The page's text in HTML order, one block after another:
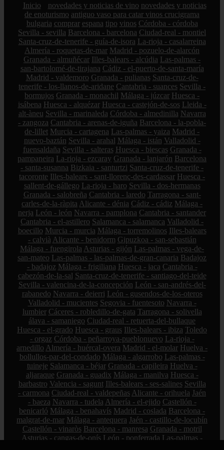
Inicio novedades y noticias de vino novedades y noticias
de enoturismo antiguo vaso para catar vinos crucigrama
bulgaria comprar espana tipo vinos Córdoba - córdoba
Sevilla - sevilla Barcelona - barcelona Ciudad-real - montiel
Santa-cruz-de-tenerife - guía-de-isora La-rioja - casalarreina
Almería - roquetas-de-mar Madrid - pozuelo-de-alarcón
Granada - almuñécar Illes-balears - alcúdia Las-palmas -
san-bartolomé-de-tirajana Cádiz - el-puerto-de-santa-maría
Madrid - valdemoro Granada - pulianas Santa-cruz-de-
tenerife - los-llanos-de-aridane Cantabria - suances Sevilla -
bormujos Granada - monachil Málaga - júzcar Huesca -
isábena Huesca - alquézar Huesca - castejón-de-sos Lleida -
alt-àneu Sevilla - marinaleda Córdoba - almedinilla Navarra
- zangoza Cantabria - arenas-de-iguña Barcelona - la-pobla-
de-lillet Murcia - cartagena Las-palmas - yaiza Madrid -
nuevo-baztán Sevilla - arahal Málaga - istán Valladolid -
fuensaldaña Sevilla - salteras Huesca - biescas Granada -
pampaneira La-rioja - ezcaray Granada - lanjarón Barcelona
- santa-susanna Bizkaia - santurtzi Santa-cruz-de-tenerife -
tacoronte Illes-balears - sant-llorenç-des-cardassar Huesca -
sallent-de-gállego La-rioja - haro Sevilla - dos-hermanas
Granada - salobreña Cantabria - laredo Tarragona - sant-
carles-de-la-ràpita Alicante - dénia Cádiz - cádiz Málaga -
nerja León - león Navarra - pamplona Cantabria - santander
Cantabria - el-astillero Salamanca - salamanca Valladolid -
boecillo Murcia - murcia Málaga - torremolinos Illes-balears
- calvià Alicante - benidorm Gipuzkoa - san-sebastián
Málaga - fuengirola Asturias - gijón Las-palmas - vega-de-
san-mateo Las-palmas - las-palmas-de-gran-canaria Badajoz
- badajoz Málaga - frigiliana Huesca - jaca Cantabria -
cabezón-de-la-sal Santa-cruz-de-tenerife - santiago-del-teide
Sevilla - valencina-de-la-concepción León - san-andrés-del-
rabanedo Navarra - deierri León - gusendos-de-los-oteros
Valladolid - mucientes Segovia - fuentesoto Navarra -
lumbier Cáceres - robledillo-de-gata Tarragona - solivella
álava - samaniego Ciudad-real - retuerta-del-bullaque
Huesca - el-grado Huesca - graus Illes-balears - ibiza Toledo
- orgaz Córdoba - peñarroya-pueblonuevo La-rioja -
arnedillo Almería - huércal-overa Madrid - el-molar Huelva -
bollullos-par-del-condado Málaga - algarrobo Las-palmas -
tuineje Salamanca - béjar Granada - capileira Huelva -
aljaraque Granada - guadix Málaga - manilva Huesca -
barbastro Valencia - sagunt Illes-balears - ses-salines Sevilla
- carmona Ciudad-real - valdepeñas Alicante - orihuela Jaén
- baeza Navarra - tudela Almería - el-ejido Castellón -
benicarló Málaga - benahavís Madrid - coslada Barcelona -
malgrat-de-mar Málaga - antequera Jaén - castillo-de-locubín
Castellón - vinaròs Barcelona - manresa Granada - motril
Asturias - cangas-de-onís León - ponferrada Las-palmas -